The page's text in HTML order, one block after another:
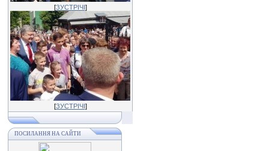
[ЗУСТРІЧІ]
[ЗУСТРІЧІ]
ПОСИЛАННЯ НА САЙТИ